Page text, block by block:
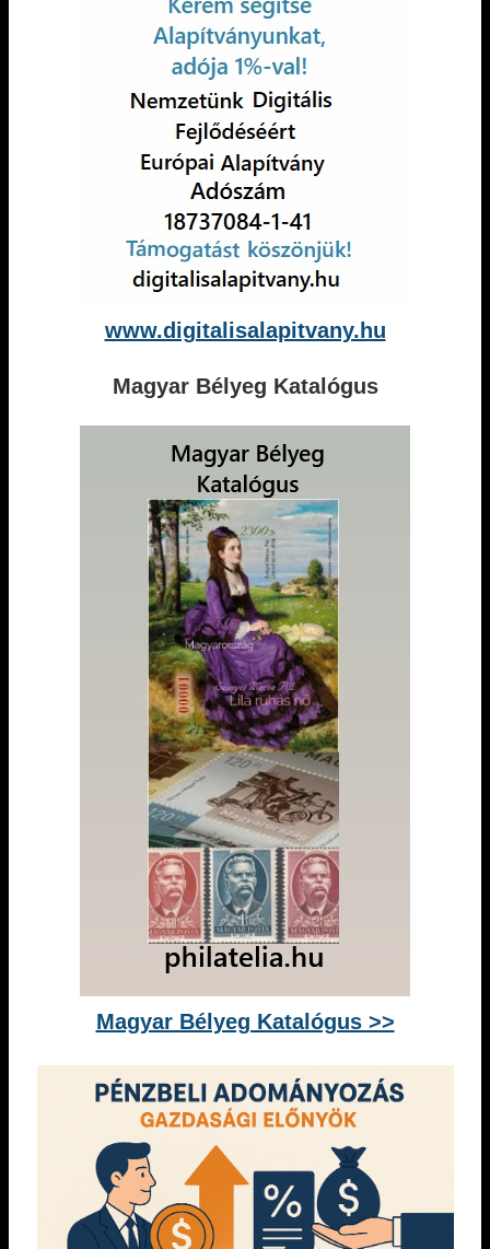
www.digitalisalapitvany.hu
Magyar Bélyeg Katalógus
Magyar Bélyeg Katalógus >>